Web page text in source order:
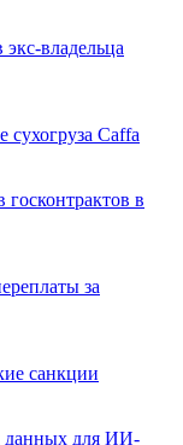
владельца
Caffa
в
за
санкции
данных для ИИ-